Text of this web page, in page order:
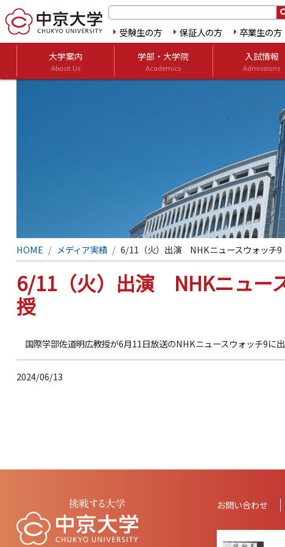
受験生の方 保証人の方 卒業生の方
大学案内
About Us
学部・大学院
Academics
入試情報
Admissions
HOME メディア実績 6/11（火）出演 NHKニュースウォッチ
6/11（火）出演 NHKニュー
授
国際学部佐道明広教授が6月11日放送のNHKニュースウォッチ9に出
2024/06/13
お問い合わせ